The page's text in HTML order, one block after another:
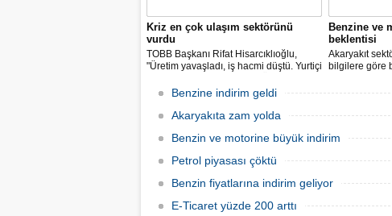
Kriz en çok ulaşım sektörünü
vurdu
TOBB Başkanı Rifat Hisarcıklıoğlu,
"Üretim yavaşladı, iş hacmi düştü. Yurtiçi
sınırları kapattı, ihracat yavaşladı,
mallarımızı taşıyamaz hale geldik" dedi.
Benzine ve
beklentisi
Akaryakıt
bilgilere göre
zam
Benzine indirim geldi
Akaryakıta zam yolda
Benzin ve motorine büyük indirim
Petrol piyasası çöktü
Benzin fiyatlarına indirim geliyor
E-Ticaret yüzde 200 arttı